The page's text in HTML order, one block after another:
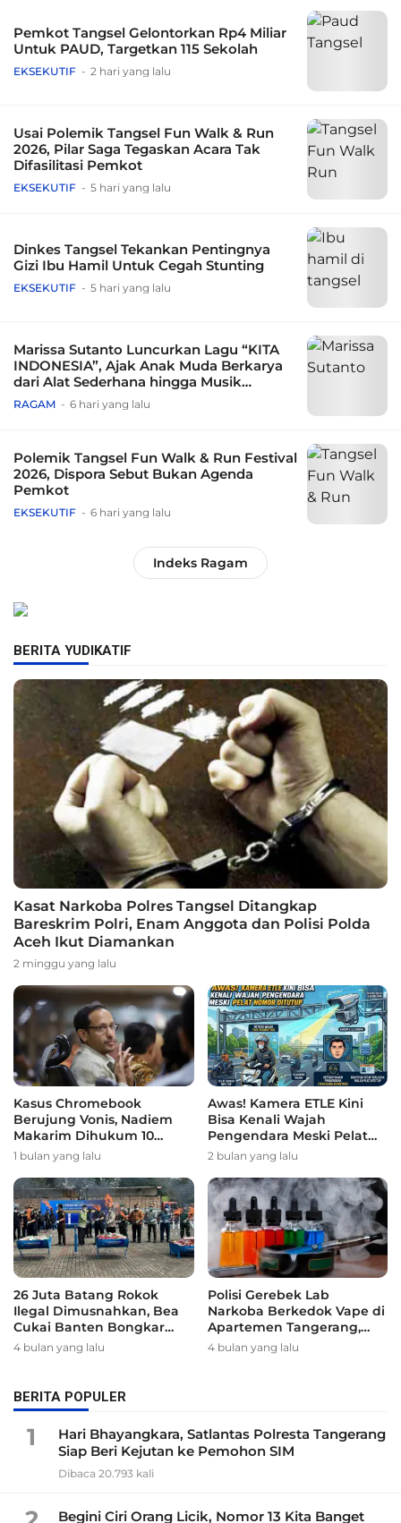
Pemkot Tangsel Gelontorkan Rp4 Miliar
Untuk PAUD, Targetkan 115 Sekolah
EKSEKUTIF 2 hari yang lalu
Usai Polemik Tangsel Fun Walk & Run
2026, Pilar Saga Tegaskan Acara Tak
Difasilitasi Pemkot
EKSEKUTIF 5 hari yang lalu
Dinkes Tangsel Tekankan Pentingnya
Gizi Ibu Hamil Untuk Cegah Stunting
EKSEKUTIF 5 hari yang lalu
Marissa Sutanto Luncurkan Lagu “KITA
INDONESIA”, Ajak Anak Muda Berkarya
dari Alat Sederhana hingga Musik
Tradisional
RAGAM 6 hari yang lalu
Polemik Tangsel Fun Walk & Run Festival
2026, Dispora Sebut Bukan Agenda
Pemkot
EKSEKUTIF 6 hari yang lalu
Indeks Ragam
BERITA YUDIKATIF
Kasat Narkoba Polres Tangsel Ditangkap
Bareskrim Polri, Enam Anggota dan Polisi Polda
Aceh Ikut Diamankan
2 minggu yang lalu
Kasus Chromebook
Berujung Vonis, Nadiem
Makarim Dihukum 10
Tahun Penjara
1 bulan yang lalu
Awas! Kamera ETLE Kini
Bisa Kenali Wajah
Pengendara Meski Pelat
Nomor Ditutup
2 bulan yang lalu
26 Juta Batang Rokok
Ilegal Dimusnahkan, Bea
Cukai Banten Bongkar
Peredaran Gelap
4 bulan yang lalu
Polisi Gerebek Lab
Narkoba Berkedok Vape di
Apartemen Tangerang,
Nilainya Tembus Rp762
4 bulan yang lalu
BERITA POPULER
1
Hari Bhayangkara, Satlantas Polresta Tangerang
Siap Beri Kejutan ke Pemohon SIM
Dibaca 20.793 kali
Begini Ciri Orang Licik, Nomor 13 Kita Banget